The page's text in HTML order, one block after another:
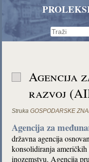
Agencija
razvoj
Struka GOSPODARSKE
Agencija za
državna agencija
konsolidiranja
inozemstvu. Agencija